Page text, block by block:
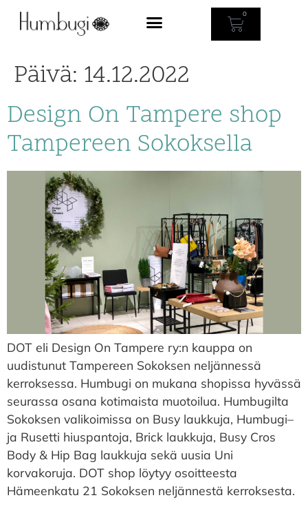
0
Päivä: 14.12.2022
Design On Tampere shop
Tampereen Sokoksella
DOT eli Design On Tampere ry:n kauppa on
uudistunut Tampereen Sokoksen neljännessä
kerroksessa. Humbugi on mukana shopissa hyvässä
seurassa osana kotimaista muotoilua. Humbugilta
Sokoksen valikoimissa on Busy laukkuja, Humbugi–
ja Rusetti hiuspantoja, Brick laukkuja, Busy Cros
Body & Hip Bag laukkuja sekä uusia Uni
korvakoruja. DOT shop löytyy osoitteesta
Hämeenkatu 21 Sokoksen neljännestä kerroksesta.